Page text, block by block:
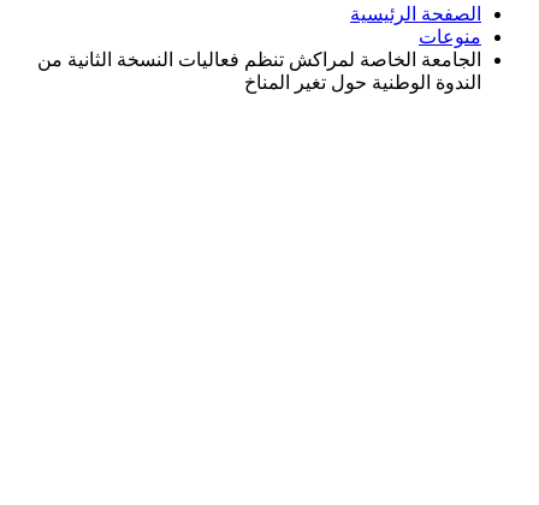
الصفحة الرئيسية
منوعات
الجامعة الخاصة لمراكش تنظم فعاليات النسخة الثانية من
الندوة الوطنية حول تغير المناخ